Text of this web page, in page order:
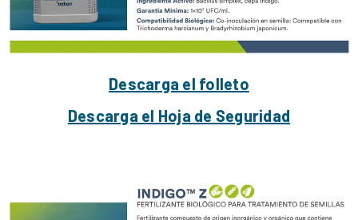
Descarga el folleto
Descarga el Hoja de Seguridad